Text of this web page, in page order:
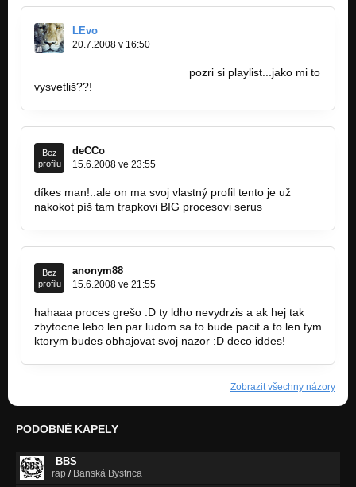
LEvo
20.7.2008 v 16:50
pozri si playlist...jako mi to
vysvetliš??!
Bez
profilu
deCCo
15.6.2008 ve 23:55
díkes man!..ale on ma svoj vlastný profil tento je už
nakokot píš tam trapkovi BIG procesovi serus
Bez
profilu
anonym88
15.6.2008 ve 21:55
hahaaa proces grešo :D ty ldho nevydrzis a ak hej tak
zbytocne lebo len par ludom sa to bude pacit a to len tym
ktorym budes obhajovat svoj nazor :D deco iddes!
Zobrazit všechny názory
PODOBNÉ KAPELY
BBS
rap / Banská Bystrica